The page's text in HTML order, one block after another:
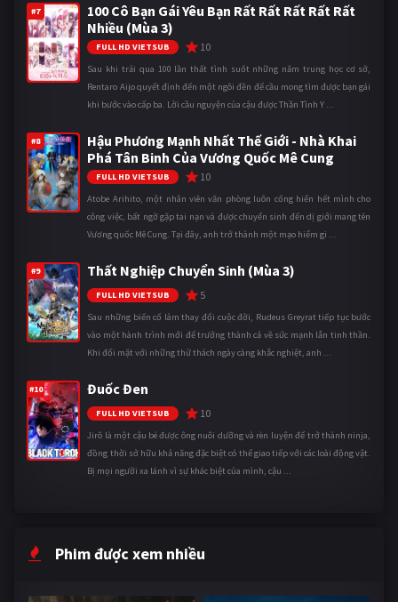
#7
100 Cô Bạn Gái Yêu Bạn Rất Rất Rất Rất Rất
Nhiều (Mùa 3)
FULL HD VIETSUB 10
Sau khi trải qua 100 lần thất tình suốt những năm trung học cơ sở,
Rentaro Aijo quyết định đến một ngôi đền để cầu mong tìm được bạn gái
khi bước vào cấp ba. Lời cầu nguyện của cậu được Thần Tình Y ...
#8
Hậu Phương Mạnh Nhất Thế Giới - Nhà Khai
Phá Tân Binh Của Vương Quốc Mê Cung
FULL HD VIETSUB 10
Atobe Arihito, một nhân viên văn phòng luôn cống hiến hết mình cho
công việc, bất ngờ gặp tai nạn và được chuyển sinh đến dị giới mang tên
Vương quốc Mê Cung. Tại đây, anh trở thành một mạo hiểm gi ...
#9 Thất Nghiệp Chuyển Sinh (Mùa 3)
FULL HD VIETSUB 5
Sau những biến cố làm thay đổi cuộc đời, Rudeus Greyrat tiếp tục bước
vào một hành trình mới để trưởng thành cả về sức mạnh lẫn tinh thần.
Khi đối mặt với những thử thách ngày càng khắc nghiệt, anh ...
#10 Đuốc Đen
FULL HD VIETSUB 10
Jirô là một cậu bé được ông nuôi dưỡng và rèn luyện để trở thành ninja,
đồng thời sở hữu khả năng đặc biệt có thể giao tiếp với các loài động vật.
Bị mọi người xa lánh vì sự khác biệt của mình, cậu ...
Phim được xem nhiều